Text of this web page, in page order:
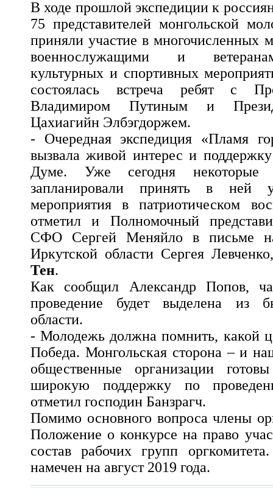
В ходе прошлой экспедиции к
75 представителей монгольской
приняли участие в многочисленных
военнослужащими и
культурных и спортивных
состоялась встреча ребят с
Владимиром Путиным и
Цахиагийн Элбэгдоржем.
- Очередная экспедиция «Пламя
вызвала живой интерес и
Думе. Уже сегодня
запланировали принять в ней
мероприятия в патриотическом
отметил и Полномочный
СФО Сергей Меняйло в письме
Иркутской области Сергея
Тен.
Как сообщил Александр Попов,
проведение будет выделена из
области.
- Молодежь должна помнить, какой
Победа. Монгольская сторона – и
общественные организации
широкую поддержку по
отметил господин Банзрагч.
Помимо основного вопроса члены
Положение о конкурсе на право
состав рабочих групп
намечен на август 2019 года.